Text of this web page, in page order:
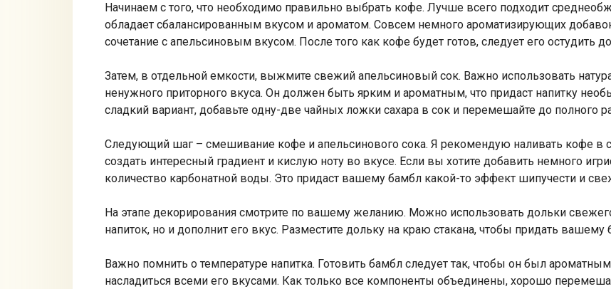
Начинаем с того, что необходимо правильно выбрать кофе. Лучше всего подходит
обладает сбалансированным вкусом и ароматом. Совсем немного ароматизирующих
сочетание с апельсиновым вкусом. После того как кофе будет готов, следует его остудить
Затем, в отдельной емкости, выжмите свежий апельсиновый сок. Важно использовать
ненужного приторного вкуса. Он должен быть ярким и ароматным, что придаст напитку
сладкий вариант, добавьте одну-две чайных ложки сахара в сок и перемешайте до полного
Следующий шаг – смешивание кофе и апельсинового сока. Я рекомендую наливать кофе в
создать интересный градиент и кислую ноту во вкусе. Если вы хотите добавить немного
количество карбонатной воды. Это придаст вашему бамбл какой-то эффект шипучести и
На этапе декорирования смотрите по вашему желанию. Можно использовать дольки
напиток, но и дополнит его вкус. Разместите дольку на краю стакана, чтобы придать
Важно помнить о температуре напитка. Готовить бамбл следует так, чтобы он был
насладиться всеми его вкусами. Как только все компоненты объединены, хорошо